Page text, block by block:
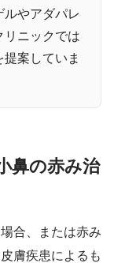
ルやアダパレ
リニックでは
案していま
鼻の赤み治
合、または赤み
膚疾患によるも